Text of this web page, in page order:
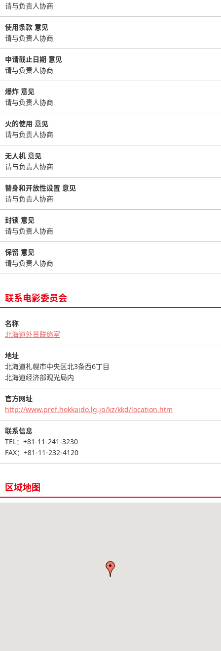
请与负责人协商
使用条款 意见
请与负责人协商
申请截止日期 意见
请与负责人协商
爆炸 意见
请与负责人协商
火的使用 意见
请与负责人协商
无人机 意见
请与负责人协商
替身和开放性设置 意见
请与负责人协商
封锁 意见
请与负责人协商
保留 意见
请与负责人协商
联系电影委员会
名称
北海道外景联络室
地址
北海道札幌市中央区北3条西6丁目
北海道经济部观光局内
官方网址
http://www.pref.hokkaido.lg.jp/kz/kkd/location.htm
联系信息
TEL：+81-11-241-3230
FAX：+81-11-232-4120
区域地图